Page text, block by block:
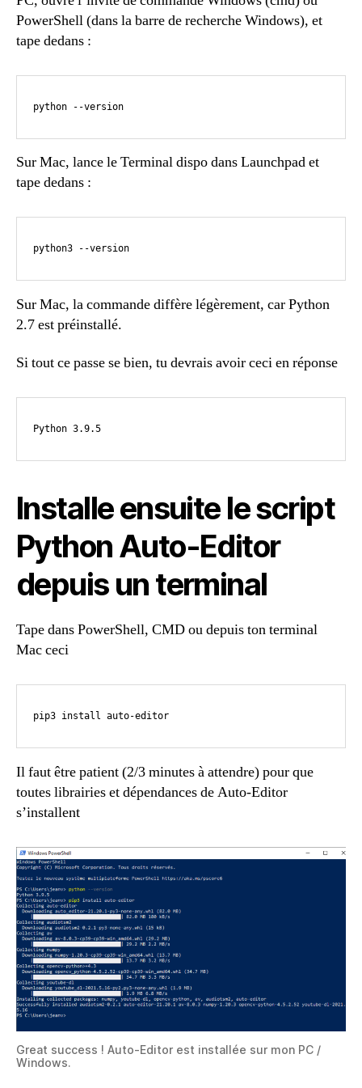
PowerShell (dans la barre de recherche Windows), et
tape dedans :
python --version
Sur Mac, lance le Terminal dispo dans Launchpad et
tape dedans :
python3 --version
Sur Mac, la commande diffère légèrement, car Python
2.7 est préinstallé.
Si tout ce passe se bien, tu devrais avoir ceci en réponse
Python 3.9.5
Installe ensuite le script
Python Auto-Editor
depuis un terminal
Tape dans PowerShell, CMD ou depuis ton terminal
Mac ceci
pip3 install auto-editor
Il faut être patient (2/3 minutes à attendre) pour que
toutes librairies et dépendances de Auto-Editor
s’installent
Great success ! Auto-Editor est installée sur mon PC /
Windows.